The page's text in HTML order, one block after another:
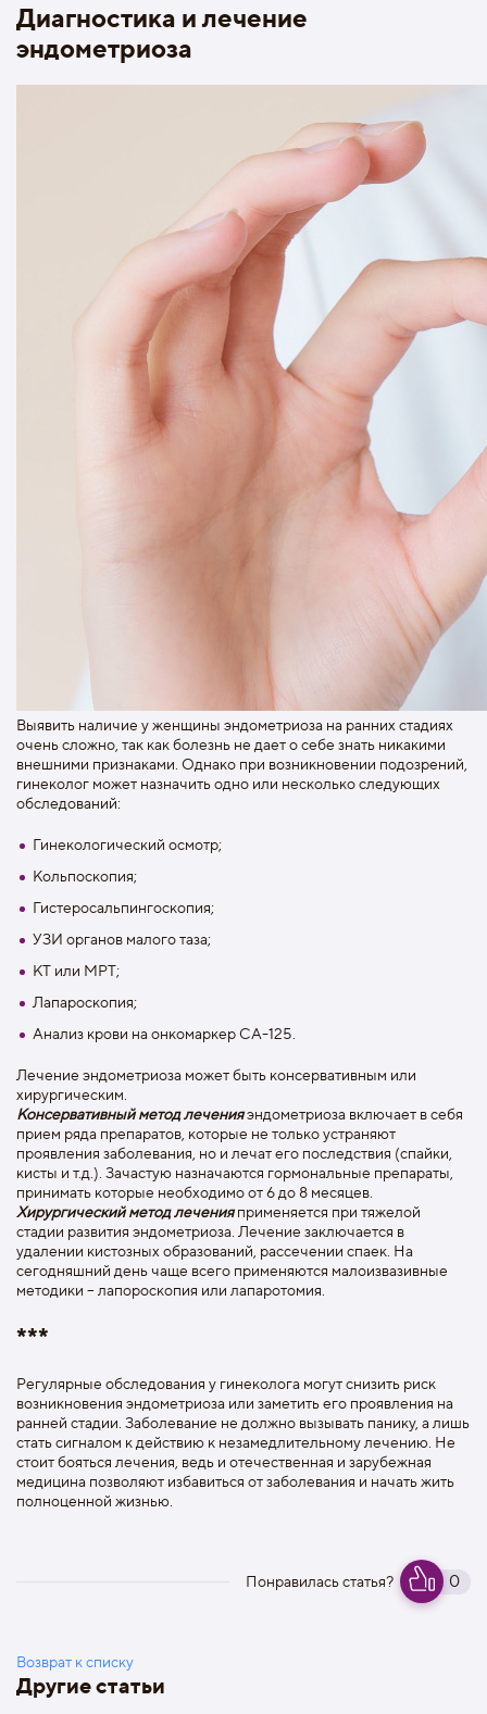
Диагностика и лечение
эндометриоза
Выявить наличие у женщины эндометриоза на ранних стадиях
очень сложно, так как болезнь не дает о себе знать никакими
внешними признаками. Однако при возникновении подозрений,
гинеколог может назначить одно или несколько следующих
обследований:
Гинекологический осмотр;
Кольпоскопия;
Гистеросальпингоскопия;
УЗИ органов малого таза;
КТ или МРТ;
Лапароскопия;
Анализ крови на онкомаркер СА-125.
Лечение эндометриоза может быть консервативным или
хирургическим.
Консервативный метод леченияэндометриоза включает в себя
прием ряда препаратов, которые не только устраняют
проявления заболевания, но и лечат его последствия (спайки,
кисты и т.д.). Зачастую назначаются гормональные препараты,
принимать которые необходимо от 6 до 8 месяцев.
Хирургический метод леченияприменяется при тяжелой
стадии развития эндометриоза. Лечение заключается в
удалении кистозных образований, рассечении спаек. На
сегодняшний день чаще всего применяются малоизвазивные
методики – лапороскопия или лапаротомия.
***
Регулярные обследования у гинеколога могут снизить риск
возникновения эндометриоза или заметить его проявления на
ранней стадии. Заболевание не должно вызывать панику, а лишь
стать сигналом к действию к незамедлительному лечению. Не
стоит бояться лечения, ведь и отечественная и зарубежная
медицина позволяют избавиться от заболевания и начать жить
полноценной жизнью.
Понравилась статья? 0
Возврат к списку
Другие статьи